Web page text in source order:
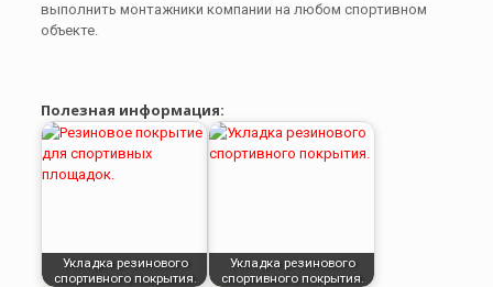
выполнить монтажники компании на любом спортивном
объекте.
Полезная информация:
Укладка резинового
спортивного покрытия.
Укладка резинового
спортивного покрытия.